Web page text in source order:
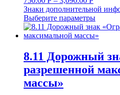
Знаки дополнительной
Выберите параметры
8.11 Дорожный
разрешенной
массы»